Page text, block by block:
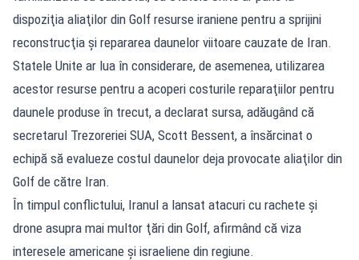
dispoziţia aliaţilor din Golf resurse iraniene pentru a sprijini
reconstrucţia şi repararea daunelor viitoare cauzate de Iran.
Statele Unite ar lua în considerare, de asemenea, utilizarea
acestor resurse pentru a acoperi costurile reparaţiilor pentru
daunele produse în trecut, a declarat sursa, adăugând că
secretarul Trezoreriei SUA, Scott Bessent, a însărcinat o
echipă să evalueze costul daunelor deja provocate aliaţilor din
Golf de către Iran.
În timpul conflictului, Iranul a lansat atacuri cu rachete şi
drone asupra mai multor ţări din Golf, afirmând că viza
interesele americane şi israeliene din regiune.